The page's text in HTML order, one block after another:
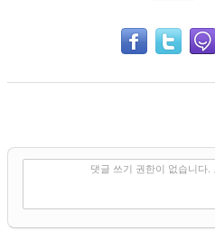
댓글 쓰기 권한이 없습니다.